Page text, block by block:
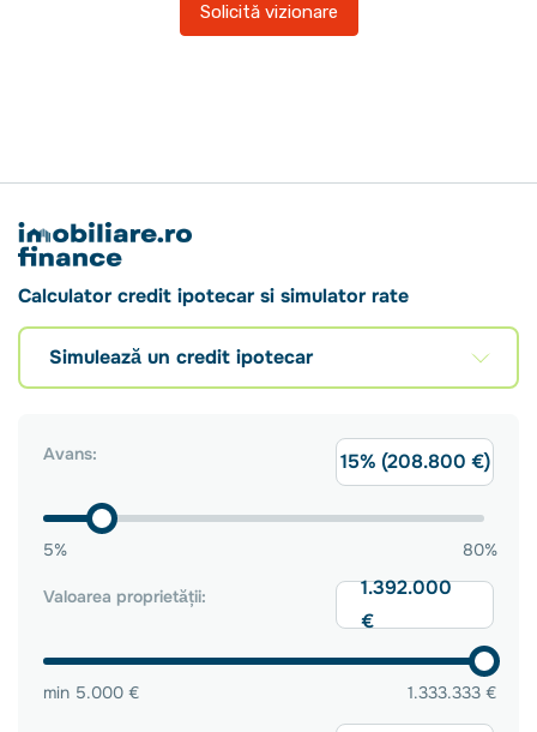
Solicită vizionare